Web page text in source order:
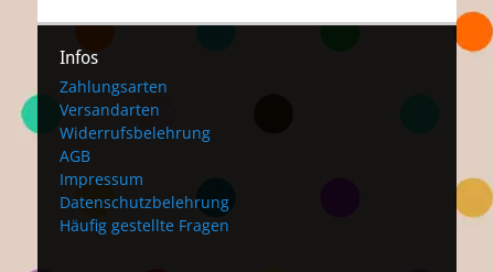
Infos
Zahlungsarten
Versandarten
Widerrufsbelehrung
AGB
Impressum
Datenschutzbelehrung
Häufig gestellte Fragen